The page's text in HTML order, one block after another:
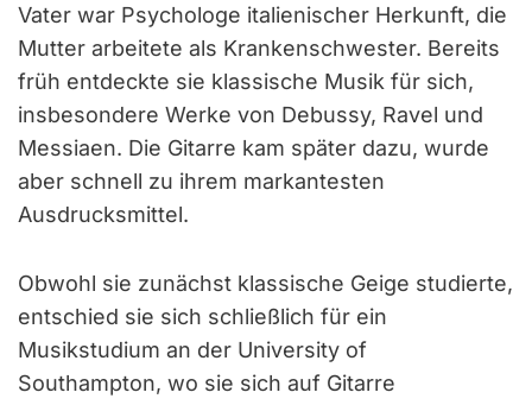
Vater war Psychologe italienischer Herkunft, die
Mutter arbeitete als Krankenschwester. Bereits
früh entdeckte sie klassische Musik für sich,
insbesondere Werke von Debussy, Ravel und
Messiaen. Die Gitarre kam später dazu, wurde
aber schnell zu ihrem markantesten
Ausdrucksmittel.
Obwohl sie zunächst klassische Geige studierte,
entschied sie sich schließlich für ein
Musikstudium an der University of
Southampton, wo sie sich auf Gitarre